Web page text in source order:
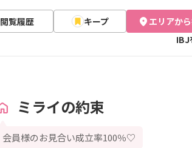
閲覧履歴 キープ
エリアか
IBJ
ミライの約束
会員様のお見合い成立率100％♡